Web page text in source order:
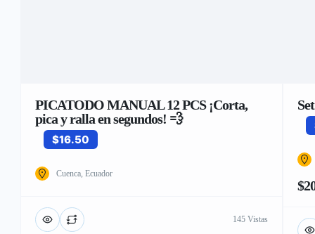
PICATODO MANUAL 12 PCS ¡Corta,
pica y ralla en segundos! 💨
$16.50
Cuenca, Ecuador
145 Vistas